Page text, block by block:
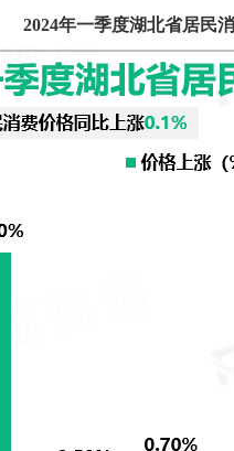
2024年一季度湖北省居民